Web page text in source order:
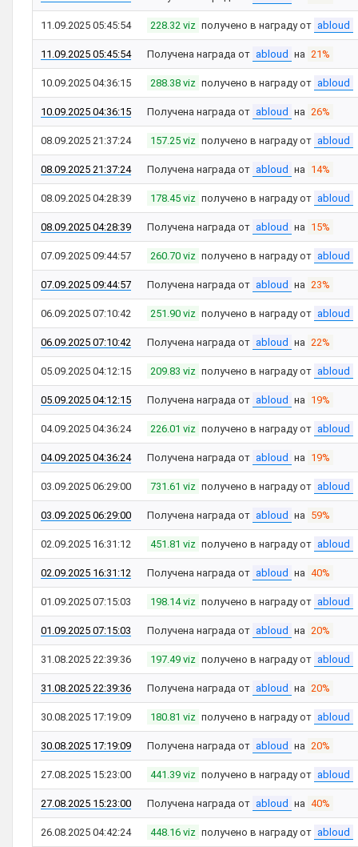
11.09.2025 05:45:54 228.32 viz получено в награду от abloud
11.09.2025 05:45:54 Получена награда от abloud на 21%
10.09.2025 04:36:15 288.38 viz получено в награду от abloud
10.09.2025 04:36:15 Получена награда от abloud на 26%
08.09.2025 21:37:24 157.25 viz получено в награду от abloud
08.09.2025 21:37:24 Получена награда от abloud на 14%
08.09.2025 04:28:39 178.45 viz получено в награду от abloud
08.09.2025 04:28:39 Получена награда от abloud на 15%
07.09.2025 09:44:57 260.70 viz получено в награду от abloud
07.09.2025 09:44:57 Получена награда от abloud на 23%
06.09.2025 07:10:42 251.90 viz получено в награду от abloud
06.09.2025 07:10:42 Получена награда от abloud на 22%
05.09.2025 04:12:15 209.83 viz получено в награду от abloud
05.09.2025 04:12:15 Получена награда от abloud на 19%
04.09.2025 04:36:24 226.01 viz получено в награду от abloud
04.09.2025 04:36:24 Получена награда от abloud на 19%
03.09.2025 06:29:00 731.61 viz получено в награду от abloud
03.09.2025 06:29:00 Получена награда от abloud на 59%
02.09.2025 16:31:12 451.81 viz получено в награду от abloud
02.09.2025 16:31:12 Получена награда от abloud на 40%
01.09.2025 07:15:03 198.14 viz получено в награду от abloud
01.09.2025 07:15:03 Получена награда от abloud на 20%
31.08.2025 22:39:36 197.49 viz получено в награду от abloud
31.08.2025 22:39:36 Получена награда от abloud на 20%
30.08.2025 17:19:09 180.81 viz получено в награду от abloud
30.08.2025 17:19:09 Получена награда от abloud на 20%
27.08.2025 15:23:00 441.39 viz получено в награду от abloud
27.08.2025 15:23:00 Получена награда от abloud на 40%
26.08.2025 04:42:24 448.16 viz получено в награду от abloud